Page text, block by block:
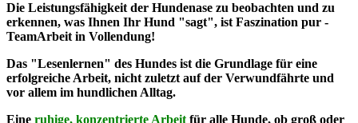
Die Leistungsfähigkeit der Hundenase zu beobachten und zu
erkennen, was Ihnen Ihr Hund "sagt", ist Faszination pur -
TeamArbeit in Vollendung!
Das "Lesenlernen" des Hundes ist die Grundlage für eine
erfolgreiche Arbeit, nicht zuletzt auf der Verwundfährte und
vor allem im hundlichen Alltag.
Eine ruhige, konzentrierte Arbeit für alle Hunde, ob groß oder